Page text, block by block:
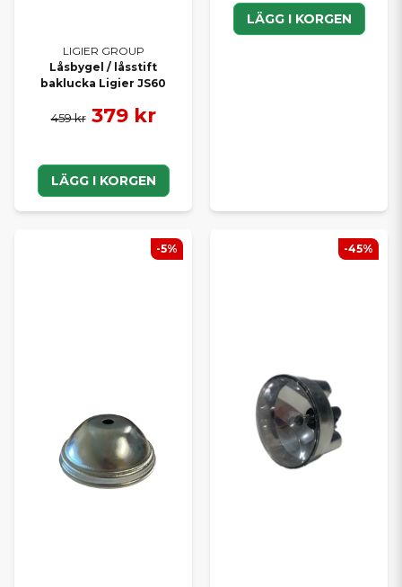
LIGIER GROUP
Låsbygel / låsstift
baklucka Ligier JS60
459 kr 379 kr
LÄGG I KORGEN
LÄGG I KORGEN
-5% -45%